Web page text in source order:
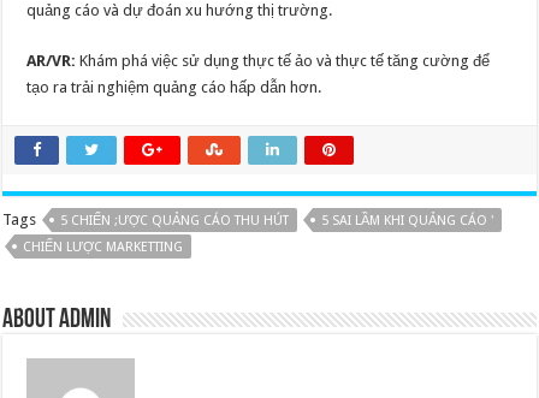
quảng cáo và dự đoán xu hướng thị trường.
AR/VR: Khám phá việc sử dụng thực tế ảo và thực tế tăng cường để
tạo ra trải nghiệm quảng cáo hấp dẫn hơn.
Tags 5 CHIẾN ;ƯỢC QUẢNG CÁO THU HÚT
5 SAI LẦM KHI QUẢNG CÁO '
CHIẾN LƯỢC MARKETTING
About admin